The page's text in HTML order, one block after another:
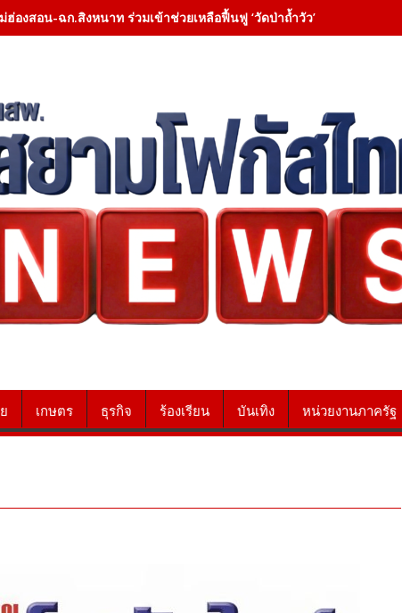
ฮ่องสอน-ฉก.สิงหนาท ร่วมเข้าช่วยเหลือฟื้นฟู ‘วัดป่าถ้ำวัว’ – เคลียสิ่งกี
เกษตร ธุรกิจ ร้องเรียน บันเทิง หน่วยงานภาครัฐ